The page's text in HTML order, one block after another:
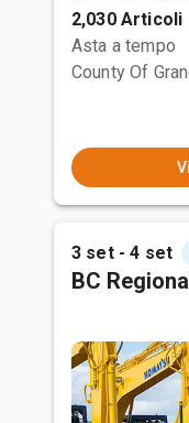
2,030 Articoli
Asta a tempo
County Of
3 set - 4 set
BC